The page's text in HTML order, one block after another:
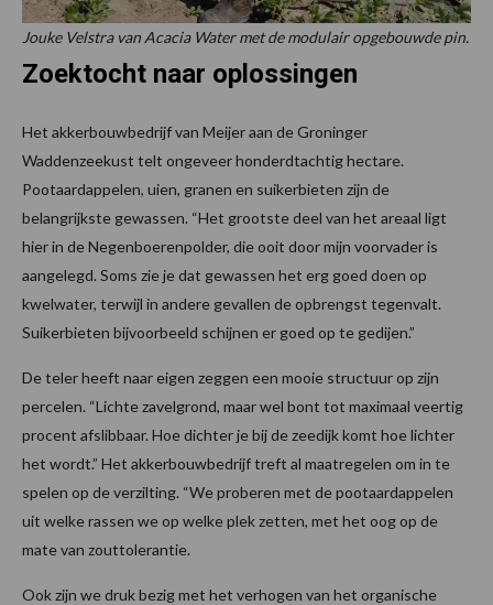
Jouke Velstra van Acacia Water met de modulair opgebouwde pin.
Zoektocht naar oplossingen
Het akkerbouwbedrijf van Meijer aan de Groninger
Waddenzeekust telt ongeveer honderdtachtig hectare.
Pootaardappelen, uien, granen en suikerbieten zijn de
belangrijkste gewassen. “Het grootste deel van het areaal ligt
hier in de Negenboerenpolder, die ooit door mijn voorvader is
aangelegd. Soms zie je dat gewassen het erg goed doen op
kwelwater, terwijl in andere gevallen de opbrengst tegenvalt.
Suikerbieten bijvoorbeeld schijnen er goed op te gedijen.”
De teler heeft naar eigen zeggen een mooie structuur op zijn
percelen. “Lichte zavelgrond, maar wel bont tot maximaal veertig
procent afslibbaar. Hoe dichter je bij de zeedijk komt hoe lichter
het wordt.” Het akkerbouwbedrijf treft al maatregelen om in te
spelen op de verzilting. “We proberen met de pootaardappelen
uit welke rassen we op welke plek zetten, met het oog op de
mate van zouttolerantie.
Ook zijn we druk bezig met het verhogen van het organische